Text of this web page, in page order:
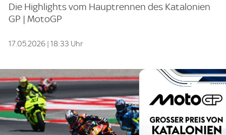
Die Highlights vom Hauptrennen des Katalonien
GP | MotoGP
17.05.2026 | 18:33 Uhr